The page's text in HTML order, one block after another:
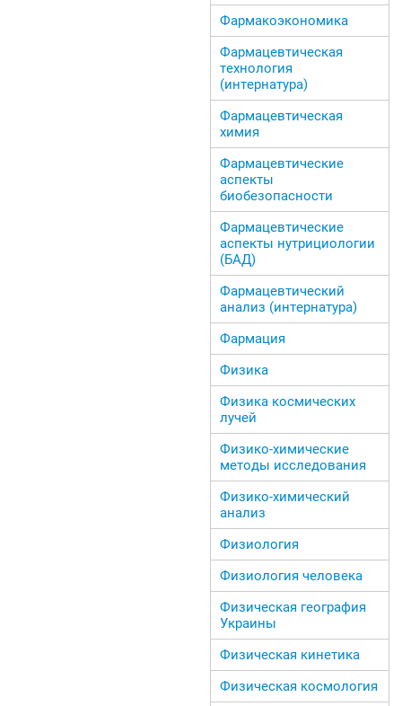
Фармакоэкономика
Фармацевтическая
технология
(интернатура)
Фармацевтическая
химия
Фармацевтические
аспекты
биобезопасности
Фармацевтические
аспекты нутрициологии
(БАД)
Фармацевтический
анализ (интернатура)
Фармация
Физика
Физика космических
лучей
Физико-химические
методы исследования
Физико-химический
анализ
Физиология
Физиология человека
Физическая география
Украины
Физическая кинетика
Физическая космология